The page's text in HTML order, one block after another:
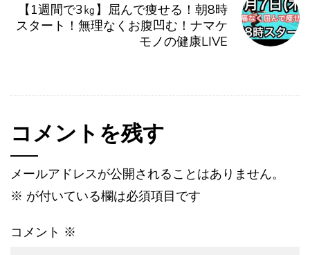
【1週間で3㎏】屈んで痩せる！朝8時
スタート！無理なくお腹凹む！ナマケ
モノの健康LIVE
コメントを残す
メールアドレスが公開されることはありません。
※ が付いている欄は必須項目です
コメント ※